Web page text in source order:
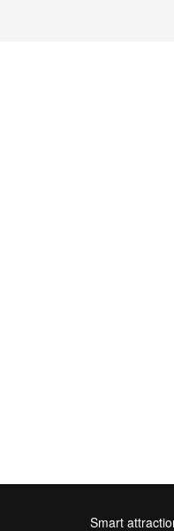
Smart